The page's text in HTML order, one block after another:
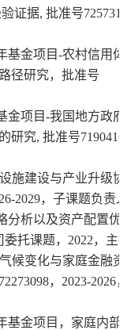
证据, 批准号
基金项目-农村信用体
径研究， 批准号
金项目-我国地方政府
研究, 批准号
施建设与产业升级协
2029，子课题负责人
分析以及资产配置优
托课题，2022，主
候变化与家庭金融资
，2023-2026
基金项目，家庭内部